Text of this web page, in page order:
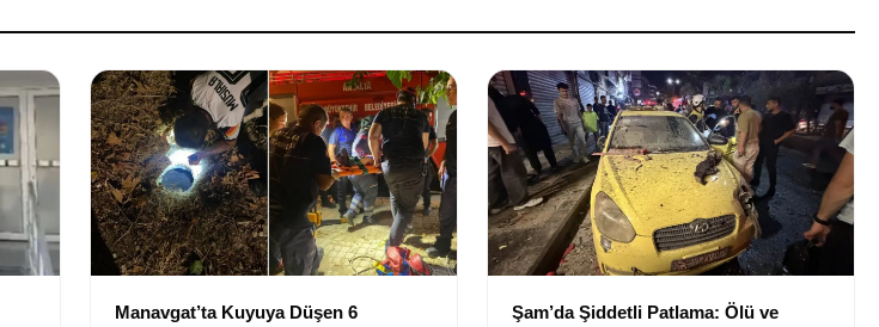
Manavgat’ta Kuyuya Düşen 6
Şam’da Şiddetli Patlama: Ölü ve